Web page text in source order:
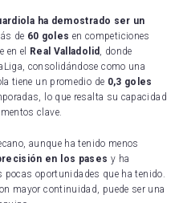
ha demostrado ser un
de 60 goles en competiciones
en el Real Valladolid
, donde
consolidándose como una
tiene un promedio de 0,3 goles
lo que resalta su capacidad
clave.
aunque ha tenido menos
en los pases y ha
pocas oportunidades que ha tenido.
mayor continuidad, puede ser una